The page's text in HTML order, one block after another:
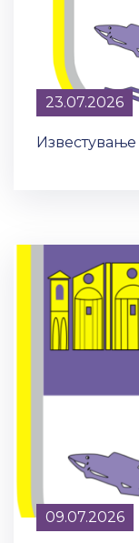
23.07.2026
09.07.2026